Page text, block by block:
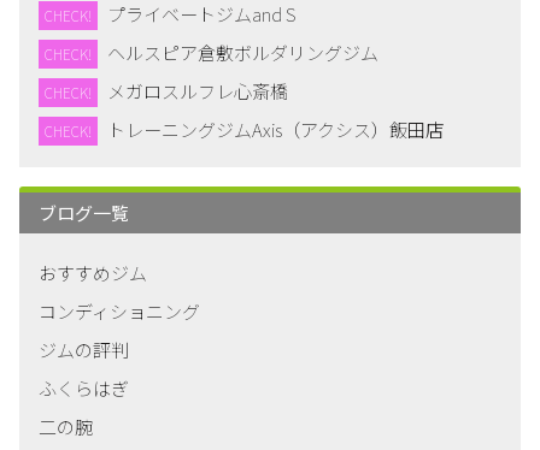
CHECK! プライベートジムand S
CHECK! ヘルスピア倉敷ボルダリングジム
CHECK! メガロスルフレ心斎橋
CHECK! トレーニングジムAxis（アクシス）飯田店
ブログ一覧
おすすめジム
コンディショニング
ジムの評判
ふくらはぎ
二の腕